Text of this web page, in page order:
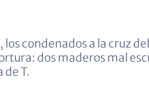
condenados a la cruz
dos maderos mal
T.